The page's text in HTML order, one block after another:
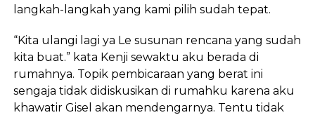
langkah-langkah yang kami pilih sudah tepat.
“Kita ulangi lagi ya Le susunan rencana yang sudah
kita buat.” kata Kenji sewaktu aku berada di
rumahnya. Topik pembicaraan yang berat ini
sengaja tidak didiskusikan di rumahku karena aku
khawatir Gisel akan mendengarnya. Tentu tidak